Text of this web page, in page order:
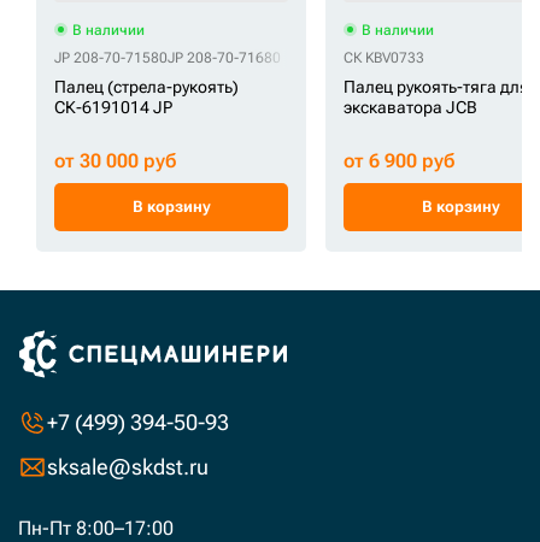
В наличии
JP 208-70-71580JP 208-70-71680
Палец (стрела-рукоять)
СК-6191014 JP
от 30 000 руб
В корзину
В наличии
СК KBV0733
Палец рукоять-тяга для
экскаватора JCB
от 6 900 руб
В корзину
+7 (499) 394-50-93
sksale@skdst.ru
Пн-Пт 8:00–17:00